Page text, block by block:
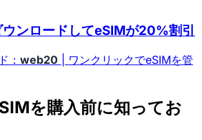
ンロードしてeSIMが20%割引
： web20 | ワンクリックでeSIMを管
を購入前に知ってお